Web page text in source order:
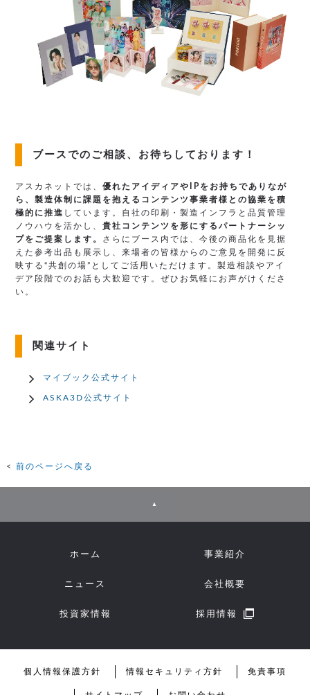
ブースでのご相談、お待ちしております！
アスカネットでは、優れたアイディアやIPをお持ちでありなが
ら、製造体制に課題を抱えるコンテンツ事業者様との協業を積
極的に推進 しています。自社の印刷・製造インフラと品質管理
ノウハウを活かし、貴社コンテンツを形にするパートナーシッ
プをご提案します。 さらにブース内では、今後の商品化を見据
えた参考出品も展示し、来場者の皆様からのご意見を開発に反
映する“共創の場”としてご活用いただけます。製造相談やアイ
デア段階でのお話も大歓迎です。ぜひお気軽にお声がけくださ
い。
関連サイト
マイブック公式サイト
ASKA3D公式サイト
前のページへ戻る
▲
ホーム 事業紹介
ニュース 会社概要
投資家情報 採用情報
個人情報保護方針 情報セキュリティ方針 免責事項